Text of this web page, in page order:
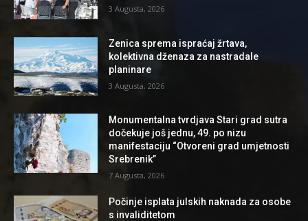
3 Augusta, 2026
Zenica sprema ispraćaj žrtava,
kolektivna dženaza za nastradale
planinare
3 Augusta, 2026
Monumentalna tvrdjava Stari grad sutra
dočekuje još jednu, 49. po nizu
manifestaciju “Otvoreni grad umjetnosti
Srebrenik”
7 Augusta, 2026
Počinje isplata julskih naknada za osobe
s invaliditetom